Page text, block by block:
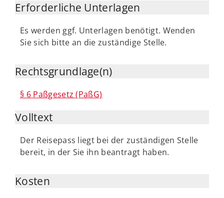
Erforderliche Unterlagen
Es werden ggf. Unterlagen benötigt. Wenden
Sie sich bitte an die zuständige Stelle.
Rechtsgrundlage(n)
§ 6 Paßgesetz (PaßG)
Volltext
Der Reisepass liegt bei der zuständigen Stelle
bereit, in der Sie ihn beantragt haben.
Kosten